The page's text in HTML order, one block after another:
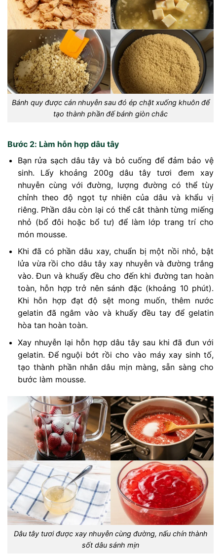
Bánh quy được cán nhuyễn sau đó ép chặt xuống khuôn để
tạo thành phần đế bánh giòn chắc
Bước 2: Làm hỗn hợp dâu tây
Bạn rửa sạch dâu tây và bỏ cuống để đảm bảo vệ
sinh. Lấy khoảng 200g dâu tây tươi đem xay
nhuyễn cùng với đường, lượng đường có thể tùy
chỉnh theo độ ngọt tự nhiên của dâu và khẩu vị
riêng. Phần dâu còn lại có thể cắt thành từng miếng
nhỏ (bổ đôi hoặc bổ tư) để làm lớp trang trí cho
món mousse.
Khi đã có phần dâu xay, chuẩn bị một nồi nhỏ, bật
lửa vừa rồi cho dâu tây xay nhuyễn và đường trắng
vào. Đun và khuấy đều cho đến khi đường tan hoàn
toàn, hỗn hợp trở nên sánh đặc (khoảng 10 phút).
Khi hỗn hợp đạt độ sệt mong muốn, thêm nước
gelatin đã ngâm vào và khuấy đều tay để gelatin
hòa tan hoàn toàn.
Xay nhuyễn lại hỗn hợp dâu tây sau khi đã đun với
gelatin. Để nguội bớt rồi cho vào máy xay sinh tố,
tạo thành phần nhân dâu mịn màng, sẵn sàng cho
bước làm mousse.
Dâu tây tươi được xay nhuyễn cùng đường, nấu chín thành
sốt dâu sánh mịn